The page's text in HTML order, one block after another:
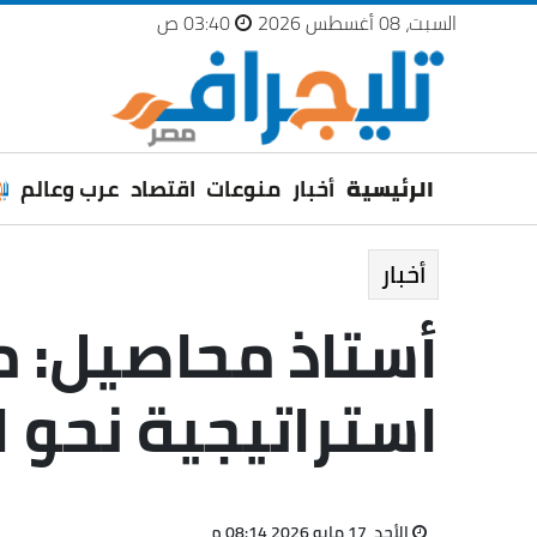
السبت، 08 أغسطس 2026 03:40 ص
الرئيسية أخبار منوعات اقتصاد عرب وعالم
أخبار
أستاذ محاصيل:
استراتيجية نحو